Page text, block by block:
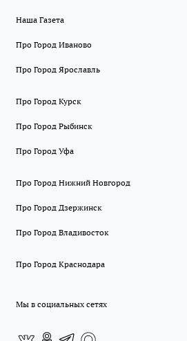
Наша Газета
Про Город Иваново
Про Город Ярославль
Про Город Курск
Про Город Рыбинск
Про Город Уфа
Про Город Нижний Новгород
Про Город Дзержинск
Про Город Владивосток
Про Город Краснодара
Мы в социальных сетях